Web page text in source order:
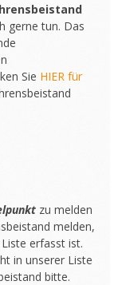
gerne tun. Das
Sie HIER für
zu melden
melden,
erfasst ist.
in unserer Liste
bitte.